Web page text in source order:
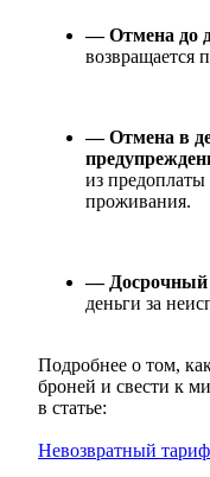
— Отмена до
возвращается
— Отмена в
из предоплаты
проживания.
—
деньги за
Подробнее о том,
броней и свести к
в статье:
Невозвратный